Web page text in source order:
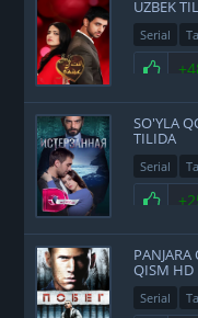
UZBEK
Serial
SO'YLA
TILIDA
Serial
QISM HD
Serial